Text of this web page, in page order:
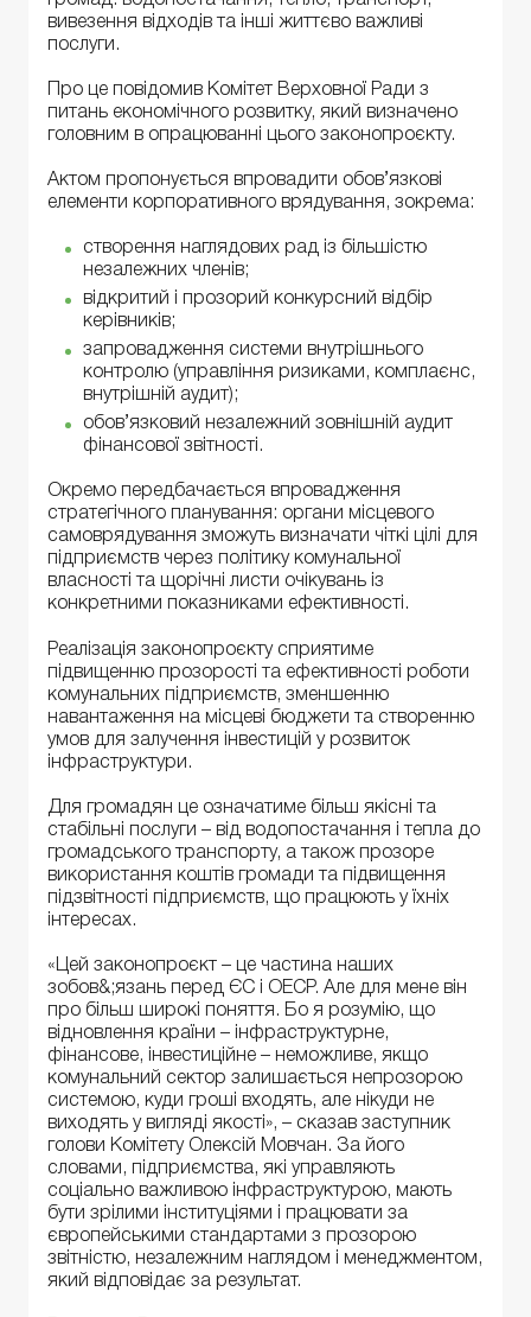
вивезення відходів та інші життєво важливі
послуги.
Про це повідомив Комітет Верховної Ради з
питань економічного розвитку, який визначено
головним в опрацюванні цього законопроєкту.
Актом пропонується впровадити обов’язкові
елементи корпоративного врядування, зокрема:
створення наглядових рад із більшістю
незалежних членів;
відкритий і прозорий конкурсний відбір
керівників;
запровадження системи внутрішнього
контролю (управління ризиками, комплаєнс,
внутрішній аудит);
обов’язковий незалежний зовнішній аудит
фінансової звітності.
Окремо передбачається впровадження
стратегічного планування: органи місцевого
самоврядування зможуть визначати чіткі цілі для
підприємств через політику комунальної
власності та щорічні листи очікувань із
конкретними показниками ефективності.
Реалізація законопроєкту сприятиме
підвищенню прозорості та ефективності роботи
комунальних підприємств, зменшенню
навантаження на місцеві бюджети та створенню
умов для залучення інвестицій у розвиток
інфраструктури.
Для громадян це означатиме більш якісні та
стабільні послуги – від водопостачання і тепла до
громадського транспорту, а також прозоре
використання коштів громади та підвищення
підзвітності підприємств, що працюють у їхніх
інтересах.
«Цей законопроєкт – це частина наших
зобов&;язань перед ЄС і ОЕСР. Але для мене він
про більш широкі поняття. Бо я розумію, що
відновлення країни – інфраструктурне,
фінансове, інвестиційне – неможливе, якщо
комунальний сектор залишається непрозорою
системою, куди гроші входять, але нікуди не
виходять у вигляді якості», – сказав заступник
голови Комітету Олексій Мовчан. За його
словами, підприємства, які управляють
соціально важливою інфраструктурою, мають
бути зрілими інституціями і працювати за
європейськими стандартами з прозорою
звітністю, незалежним наглядом і менеджментом,
який відповідає за результат.